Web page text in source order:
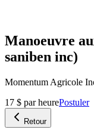
Manoeuvre
saniben inc)
Momentum Agricole
17 $ par heurePostuler
Retour